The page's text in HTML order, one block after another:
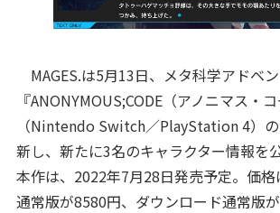
MAGES.は5月13日、メタ科学アドベ
『ANONYMOUS;CODE（アノニマス・コ
（Nintendo Switch／PlayStation 4）
新し、新たに3名のキャラクター情報を
本作は、2022年7月28日発売予定。価
通常版が8580円、ダウンロード通常版